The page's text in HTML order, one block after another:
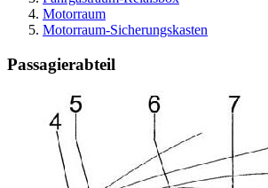
Motorraum
Motorraum-Sicherungskasten
Passagierabteil